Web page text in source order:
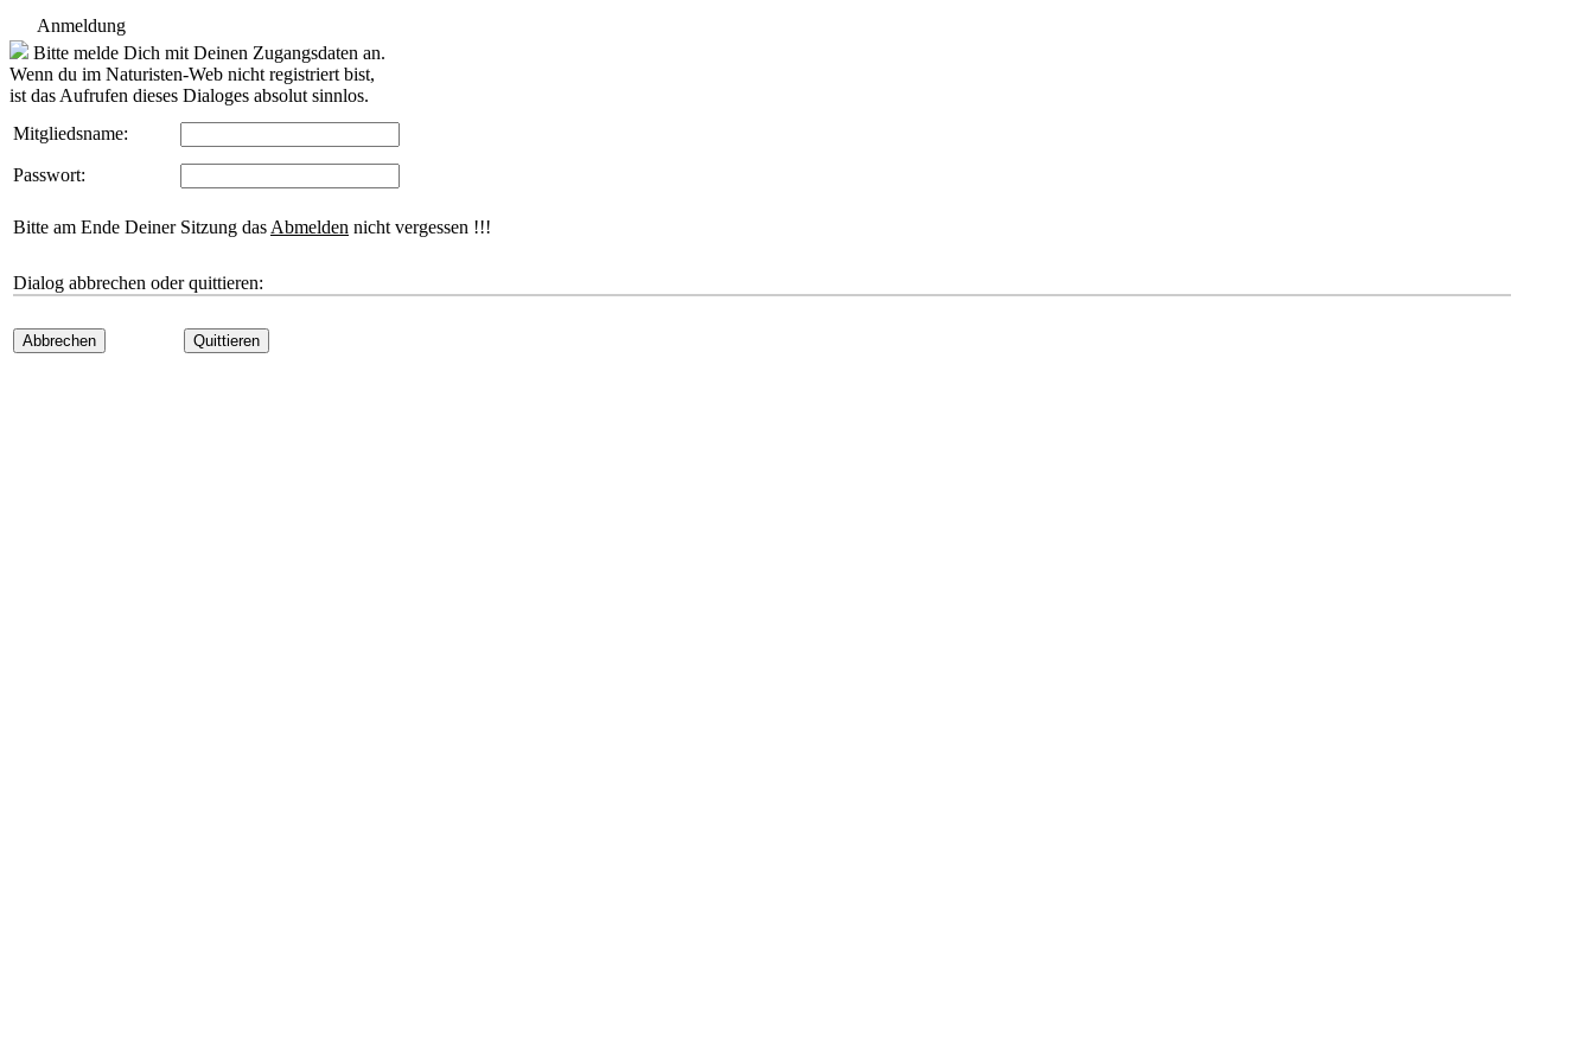
Anmeldung
Bitte melde Dich mit Deinen Zugangsdaten an.
Wenn du im Naturisten-Web nicht registriert bist,
ist das Aufrufen dieses Dialoges absolut sinnlos.
Mitgliedsname:
Passwort:
Bitte am Ende Deiner Sitzung das Abmelden nicht vergessen !!!
Dialog abbrechen oder quittieren:
Abbrechen Quittieren